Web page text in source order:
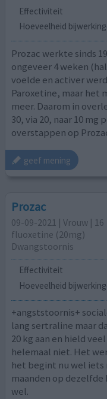
Effectiviteit
Hoeveelheid
Prozac werkte sinds
ongeveer 4 weken
voelde en activer
Paroxetine, maar het
meer. Daarom in
30, via 20, naar 10 mg
overstappen op
geef mening
Prozac
09-09-2021 | Vrouw | 16
fluoxetine (20mg)
Dwangstoornis
Effectiviteit
Hoeveelheid
+angststoornis+
lang sertraline maar
20 kg aan en hield
helemaal niet. Het
het begint nu wel
maanden op
wel.